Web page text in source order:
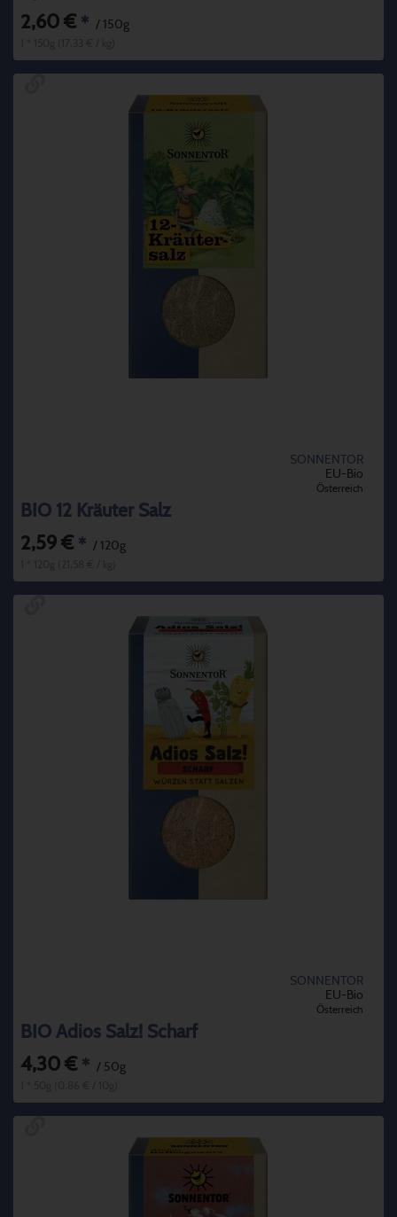
2,60 € * / 150g
SONNENTOR
EU-Bio
Österreich
BIO 12 Kräuter Salz
2,59 € * / 120g
SONNENTOR
EU-Bio
Österreich
BIO Adios Salz! Scharf
4,30 € * / 50g